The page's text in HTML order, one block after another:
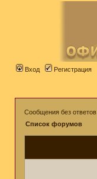
Вход Регистрация
Сообщения без ответов
Список форумов